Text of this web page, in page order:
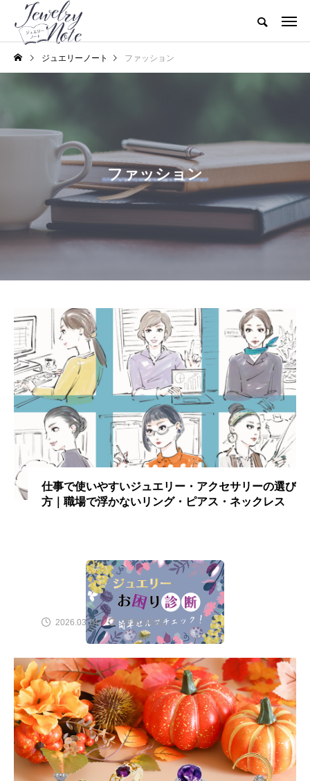
ジュエリーノート ファッション
ファッション
仕事で使いやすいジュエリー・アクセサリーの選び
方｜職場で浮かないリング・ピアス・ネックレス
2026.03.24 2026.04.01